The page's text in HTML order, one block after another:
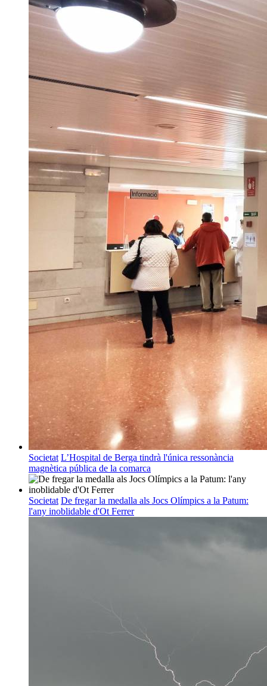
Societat L’Hospital de Berga tindrà l'única ressonància
magnètica pública de la comarca
Societat De fregar la medalla als Jocs Olímpics a la Patum:
l'any inoblidable d'Ot Ferrer